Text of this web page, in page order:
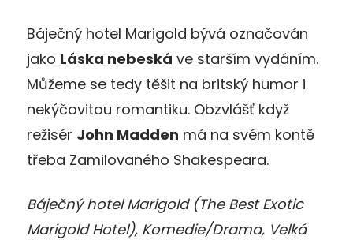
Báječný hotel Marigold bývá označován
jako Láska nebeská ve starším vydáním.
Můžeme se tedy těšit na britský humor i
nekýčovitou romantiku. Obzvlášť když
režisér John Madden má na svém kontě
třeba Zamilovaného Shakespeara.
Báječný hotel Marigold (The Best Exotic
Marigold Hotel), Komedie/Drama, Velká